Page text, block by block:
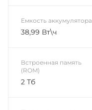
Емкость аккумулятора
38,99 Вт\ч
Встроенная память
(ROM)
2 Тб